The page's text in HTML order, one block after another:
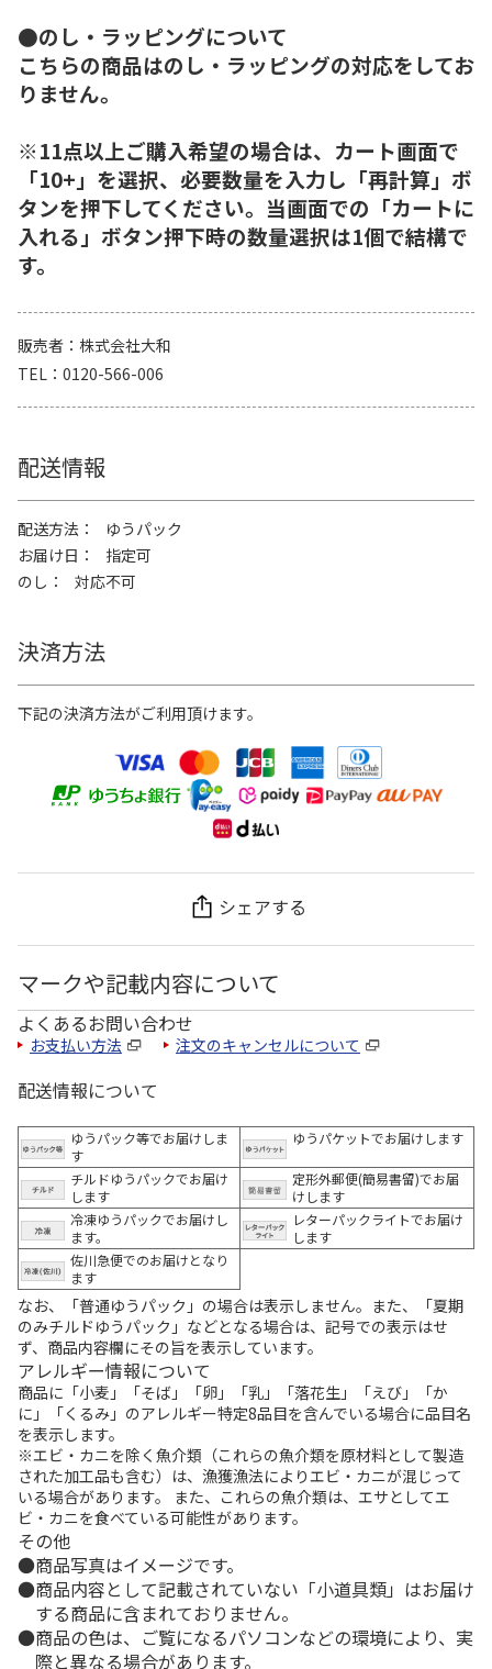
●のし・ラッピングについて
こちらの商品はのし・ラッピングの対応をしてお
りません。
※11点以上ご購入希望の場合は、カート画面で
「10+」を選択、必要数量を入力し「再計算」ボ
タンを押下してください。当画面での「カートに
入れる」ボタン押下時の数量選択は1個で結構で
す。
販売者
株式会社大和
TEL
0120-566-006
配送情報
配送方法
ゆうパック
お届け日
指定可
のし
対応不可
決済方法
下記の決済方法がご利用頂けます。
シェアする
マークや記載内容について
よくあるお問い合わせ
お支払い方法 注文のキャンセルについて
配送情報について
ゆうパック等でお届けしま
す
ゆうパケットでお届けします
チルドゆうパックでお届け
します
定形外郵便(簡易書留)でお届
けします
冷凍ゆうパックでお届けし
ます。
レターパックライトでお届け
します
佐川急便でのお届けとなり
ます
なお、「普通ゆうパック」の場合は表示しません。また、「夏期
のみチルドゆうパック」などとなる場合は、記号での表示はせ
ず、商品内容欄にその旨を表示しています。
アレルギー情報について
商品に「小麦」「そば」「卵」「乳」「落花生」「えび」「か
に」「くるみ」のアレルギー特定8品目を含んでいる場合に品目名
を表示します。
※エビ・カニを除く魚介類（これらの魚介類を原材料として製造
された加工品も含む）は、漁獲漁法によりエビ・カニが混じって
いる場合があります。 また、これらの魚介類は、エサとしてエ
ビ・カニを食べている可能性があります。
その他
商品写真はイメージです。
商品内容として記載されていない「小道具類」はお届け
する商品に含まれておりません。
商品の色は、ご覧になるパソコンなどの環境により、実
際と異なる場合があります。